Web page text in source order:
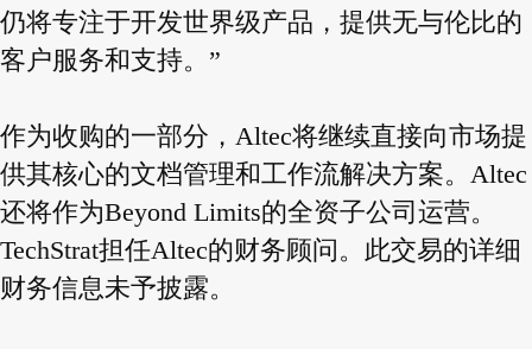
仍将专注于开发世界级产品，提供无与伦比的
客户服务和支持。”
作为收购的一部分，Altec将继续直接向市场提
供其核心的文档管理和工作流解决方案。Altec
还将作为Beyond Limits的全资子公司运营。
TechStrat担任Altec的财务顾问。此交易的详细
财务信息未予披露。